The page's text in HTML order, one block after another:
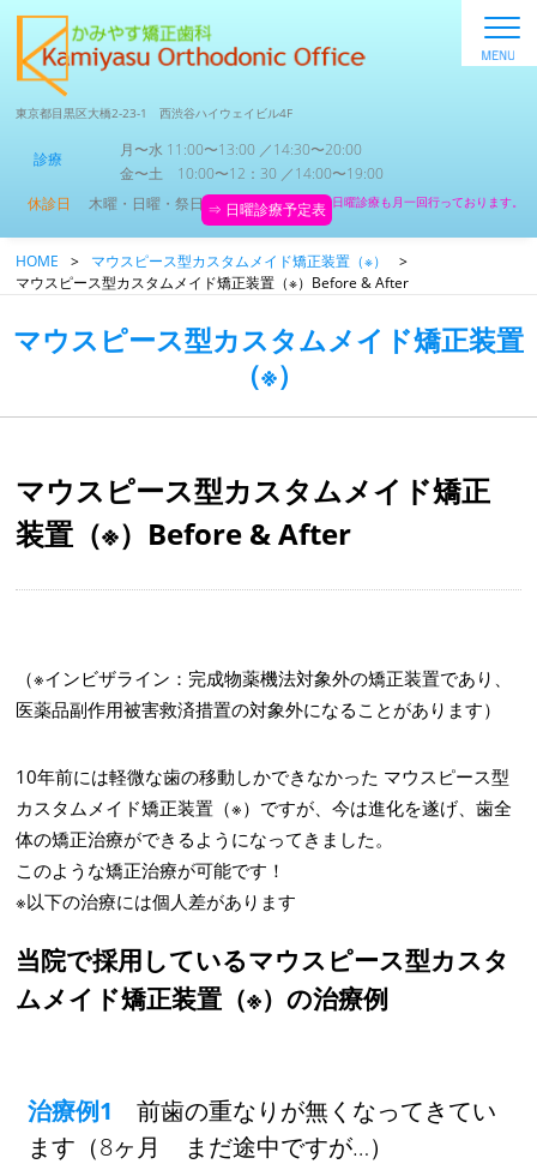
東京都目黒区大橋2-23-1 西渋谷ハイウェイビル4F
診療
月〜水 11:00〜13:00 ／14:30〜20:00
金〜土 10:00〜12：30 ／14:00〜19:00
休診日
木曜・日曜・祭日 ⇒ 日曜診療予定表 日曜診療も月一回行っております。
HOME > マウスピース型カスタムメイド矯正装置（※）
>
マウスピース型カスタムメイド矯正装置（※）Before & After
マウスピース型カスタムメイド矯正装置
（※）
マウスピース型カスタムメイド矯正
装置（※）Before & After
（※インビザライン：完成物薬機法対象外の矯正装置であり、
医薬品副作用被害救済措置の対象外になることがあります）
10年前には軽微な歯の移動しかできなかった マウスピース型
カスタムメイド矯正装置（※）ですが、今は進化を遂げ、歯全
体の矯正治療ができるようになってきました。
このような矯正治療が可能です！
※以下の治療には個人差があります
当院で採用しているマウスピース型カスタ
ムメイド矯正装置（※）の治療例
治療例1 前歯の重なりが無くなってきてい
ます（8ヶ月 まだ途中ですが…）